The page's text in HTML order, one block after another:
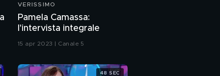
VERISSIMO
Pamela Camassa:
l'intervista integrale
15 apr 2023 | Canale 5
48 SEC